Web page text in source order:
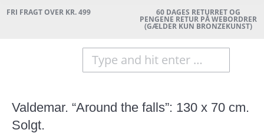
FRI FRAGT OVER KR. 499 60 DAGES RETURRET OG
PENGENE RETUR PÅ WEBORDRER
(GÆLDER KUN BRONZEKUNST)
Valdemar. “Around the falls”: 130 x 70 cm.
Solgt.